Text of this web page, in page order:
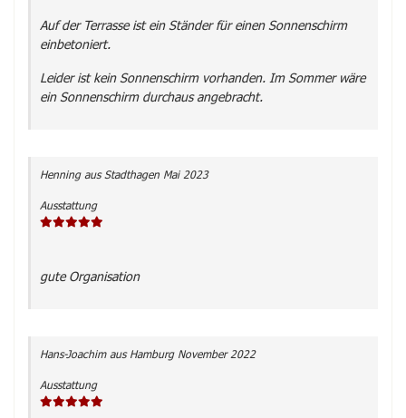
Auf der Terrasse ist ein Ständer für einen Sonnenschirm
einbetoniert.
Leider ist kein Sonnenschirm vorhanden. Im Sommer wäre
ein Sonnenschirm durchaus angebracht.
Henningaus Stadthagen Mai 2023
Ausstattung
gute Organisation
Hans-Joachimaus Hamburg November 2022
Ausstattung